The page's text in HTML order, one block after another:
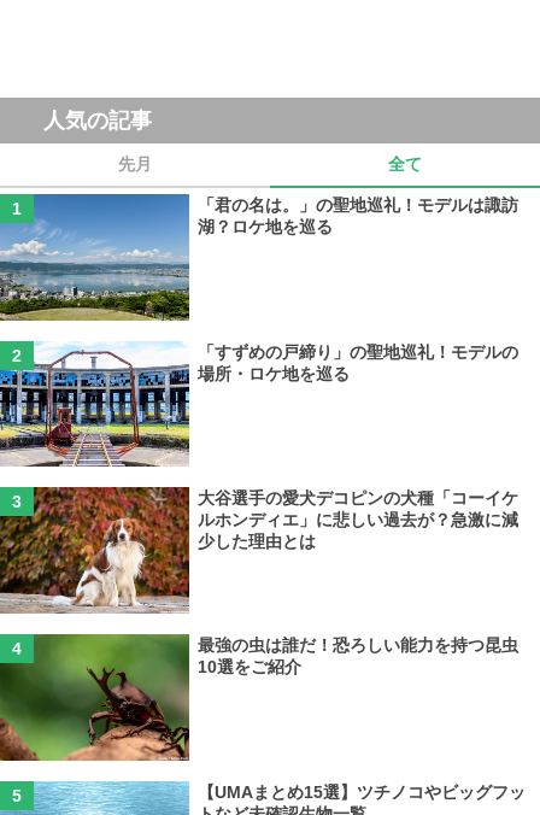
人気の記事
先月 全て
「君の名は。」の聖地巡礼！モデルは諏訪
湖？ロケ地を巡る
「すずめの戸締り」の聖地巡礼！モデルの
場所・ロケ地を巡る
大谷選手の愛犬デコピンの犬種「コーイケ
ルホンディエ」に悲しい過去が？急激に減
少した理由とは
最強の虫は誰だ！恐ろしい能力を持つ昆虫
10選をご紹介
【UMAまとめ15選】ツチノコやビッグフッ